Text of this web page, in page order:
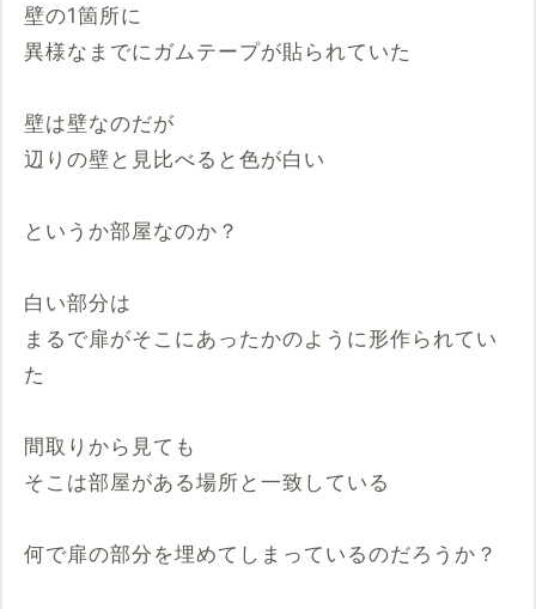
壁の1箇所に
異様なまでにガムテープが貼られていた
壁は壁なのだが
辺りの壁と見比べると色が白い
というか部屋なのか？
白い部分は
まるで扉がそこにあったかのように形作られてい
た
間取りから見ても
そこは部屋がある場所と一致している
何で扉の部分を埋めてしまっているのだろうか？